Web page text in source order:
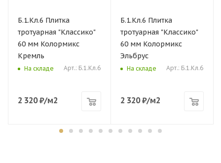
Б.1.Кл.6 Плитка
тротуарная "Классико"
60 мм Колормикс
Кремль
На складе Арт.: Б.1.Кл.6
2 320₽/м2
Б.1.Кл.6 Плитка
тротуарная "Классико"
60 мм Колормикс
Эльбрус
На складе Арт.: Б.1.Кл.6
2 320₽/м2